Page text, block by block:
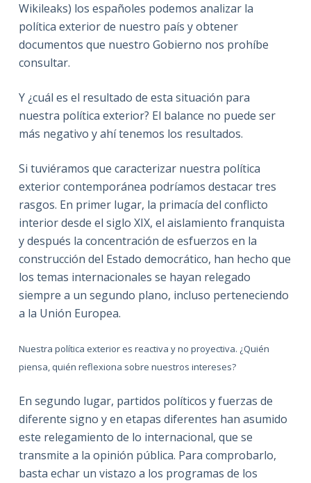
Wikileaks) los españoles podemos analizar la
política exterior de nuestro país y obtener
documentos que nuestro Gobierno nos prohíbe
consultar.
Y ¿cuál es el resultado de esta situación para
nuestra política exterior? El balance no puede ser
más negativo y ahí tenemos los resultados.
Si tuviéramos que caracterizar nuestra política
exterior contemporánea podríamos destacar tres
rasgos. En primer lugar, la primacía del conflicto
interior desde el siglo XIX, el aislamiento franquista
y después la concentración de esfuerzos en la
construcción del Estado democrático, han hecho que
los temas internacionales se hayan relegado
siempre a un segundo plano, incluso perteneciendo
a la Unión Europea.
Nuestra política exterior es reactiva y no proyectiva. ¿Quién
piensa, quién reflexiona sobre nuestros intereses?
En segundo lugar, partidos políticos y fuerzas de
diferente signo y en etapas diferentes han asumido
este relegamiento de lo internacional, que se
transmite a la opinión pública. Para comprobarlo,
basta echar un vistazo a los programas de los